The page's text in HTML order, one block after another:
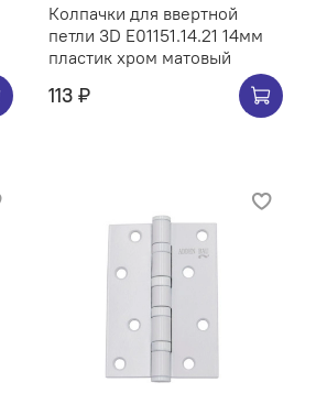
Колпачки для ввертной
петли 3D E01151.14.21 14мм
пластик хром матовый
113 ₽